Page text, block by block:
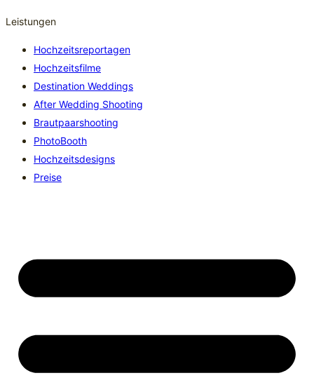
Leistungen
Hochzeitsreportagen
Hochzeitsfilme
Destination Weddings
After Wedding Shooting
Brautpaarshooting
PhotoBooth
Hochzeitsdesigns
Preise